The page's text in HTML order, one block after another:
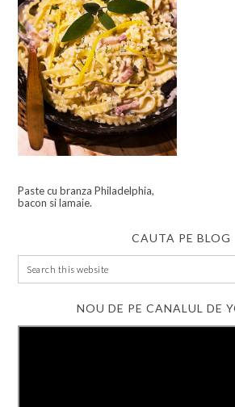
Paste cu branza Philadelphia,
bacon si lamaie.
CAUTA PE BLOG
NOU DE PE CANALUL DE